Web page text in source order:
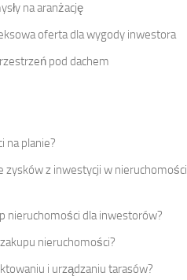
na aranżację
oferta dla wygody inwestora
pod dachem
na planie?
zysków z inwestycji w nieruchomości
nieruchomości dla inwestorów?
nieruchomości?
i urządzaniu tarasów?